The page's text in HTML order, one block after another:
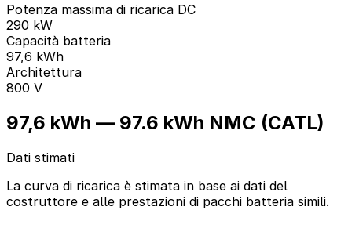
Potenza massima di ricarica DC
290 kW
Capacità batteria
97,6 kWh
Architettura
800 V
97,6 kWh — 97.6 kWh NMC (CATL)
Dati stimati
La curva di ricarica è stimata in base ai dati del
costruttore e alle prestazioni di pacchi batteria simili.